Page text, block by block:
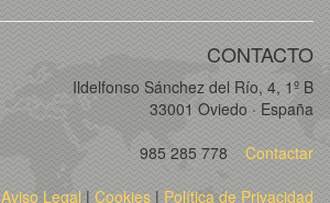
CONTACTO
Ildelfonso Sánchez del Río, 4, 1º B
33001 Oviedo · España
985 285 778
Contactar
Aviso Legal| Cookies | Política de Privacidad